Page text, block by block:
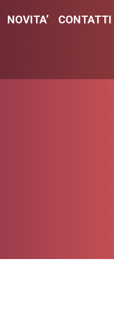
NOVITA’ CONTATTI
NOVITA’ CONTATTI